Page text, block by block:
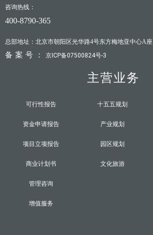
咨询热线：
400-8790-365
总部地址：北京市朝阳区光华路4号东方梅地亚中心A座
备案号： 京ICP备07500824号-3
主营业务
可行性报告
资金申请报告
项目立项报告
商业计划书
十五五规划
产业规划
园区规划
文化旅游
管理咨询
增值服务